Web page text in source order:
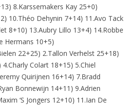
8.Karssemakers Kay 25+0)
10.Théo Dehynin 7+14) 11.Avo Tack
8+10) 13.Aubry Lillo 13+4) 14.Robbe
Hermans 10+5)
22+25) 2.Tallon Verhelst 25+18)
Colart 18+15) 5.Chiel
Quirijnen 16+14) 7.Bradd
Bonnewijn 14+11) 9.Adrien
‘S Jongers 12+10) 11.Ian De